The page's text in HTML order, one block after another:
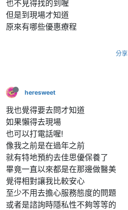
也不見得找的到喔
但是到現場才知道
原來有哪些優惠療程
分享
heresweet
我也覺得要去問才知道
如果懶得去現場
也可以打電話喔!
像我之前是在過年之前
就有特地預約去佳思優保養了
畢竟一直以來都是在那邊做醫美
覺得相對讓我比較安心
至少不用去擔心服務態度的問題
或者是諮詢時隱私性不夠等等的